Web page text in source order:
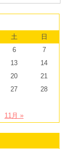
土 日
11月 »
6
7
13
14
20
21
27
28